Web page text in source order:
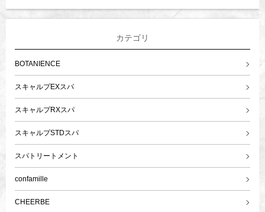
カテゴリ
BOTANIENCE
スキャルプEXスパ
スキャルプRXスパ
スキャルプSTDスパ
スパトリートメント
confamille
CHEERBE